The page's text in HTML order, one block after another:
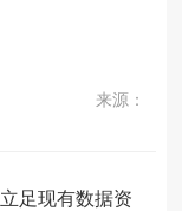
来源：
足现有数据资